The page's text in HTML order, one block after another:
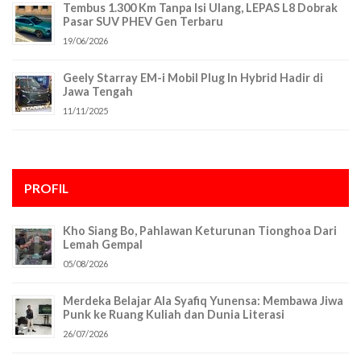
Tembus 1.300 Km Tanpa Isi Ulang, LEPAS L8 Dobrak
Pasar SUV PHEV Gen Terbaru
19/06/2026
Geely Starray EM-i Mobil Plug In Hybrid Hadir di
Jawa Tengah
11/11/2025
PROFIL
Kho Siang Bo, Pahlawan Keturunan Tionghoa Dari
Lemah Gempal
05/08/2026
Merdeka Belajar Ala Syafiq Yunensa: Membawa Jiwa
Punk ke Ruang Kuliah dan Dunia Literasi
26/07/2026